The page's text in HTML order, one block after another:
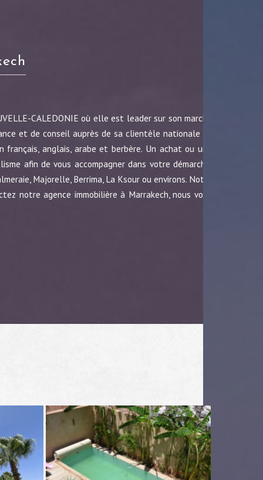
CALEDONIE où elle est leader sur son marché
et de conseil auprès de sa clientèle nationale et
anglais, arabe et berbère. Un achat ou une
afin de vous accompagner dans votre démarche.
Majorelle, Berrima, La Ksour ou environs. Notre
notre agence immobilière à Marrakech, nous vous